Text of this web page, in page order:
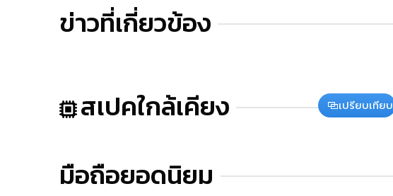
ข่าวที่เกี่ยวข้อง
สเปคใกล้เคียง เปรียบเทียบ
มือถือยอดนิยม